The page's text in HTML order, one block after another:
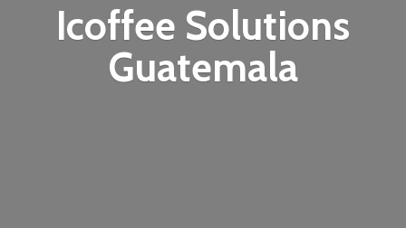
Icoffee Solutions
Guatemala